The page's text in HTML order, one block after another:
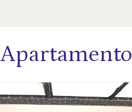
Apartamento